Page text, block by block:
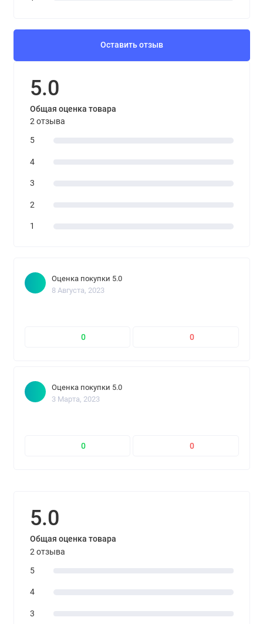
Оставить отзыв
5.0
Общая оценка товара
2 отзыва
5
4
3
2
1
Оценка покупки 5.0
8 Августа, 2023
0 0
Оценка покупки 5.0
3 Марта, 2023
0 0
5.0
Общая оценка товара
2 отзыва
5
4
3